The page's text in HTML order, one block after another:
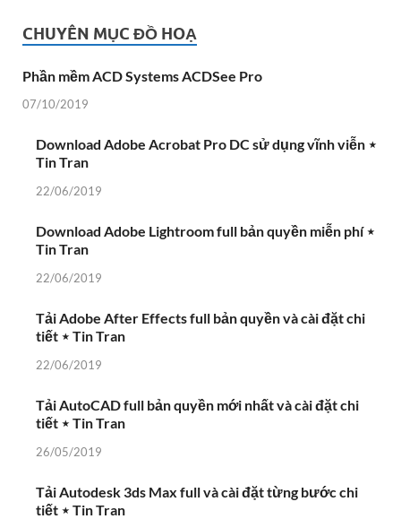
CHUYÊN MỤC ĐỒ HOẠ
Phần mềm ACD Systems ACDSee Pro
07/10/2019
Download Adobe Acrobat Pro DC sử dụng vĩnh viễn ⋆
Tin Tran
22/06/2019
Download Adobe Lightroom full bản quyền miễn phí ⋆
Tin Tran
22/06/2019
Tải Adobe After Effects full bản quyền và cài đặt chi
tiết ⋆ Tin Tran
22/06/2019
Tải AutoCAD full bản quyền mới nhất và cài đặt chi
tiết ⋆ Tin Tran
26/05/2019
Tải Autodesk 3ds Max full và cài đặt từng bước chi
tiết ⋆ Tin Tran